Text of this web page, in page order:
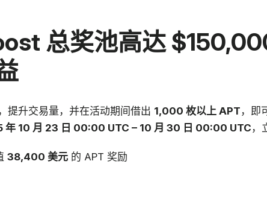
总奖池高达
，提升交易量，并在活动期间借出 1,000 枚以上 APT ，即
年 10 月 23 日 00:00 UTC – 10 月 30 日 00:00 UTC，
38,400 美元 的 APT 奖励